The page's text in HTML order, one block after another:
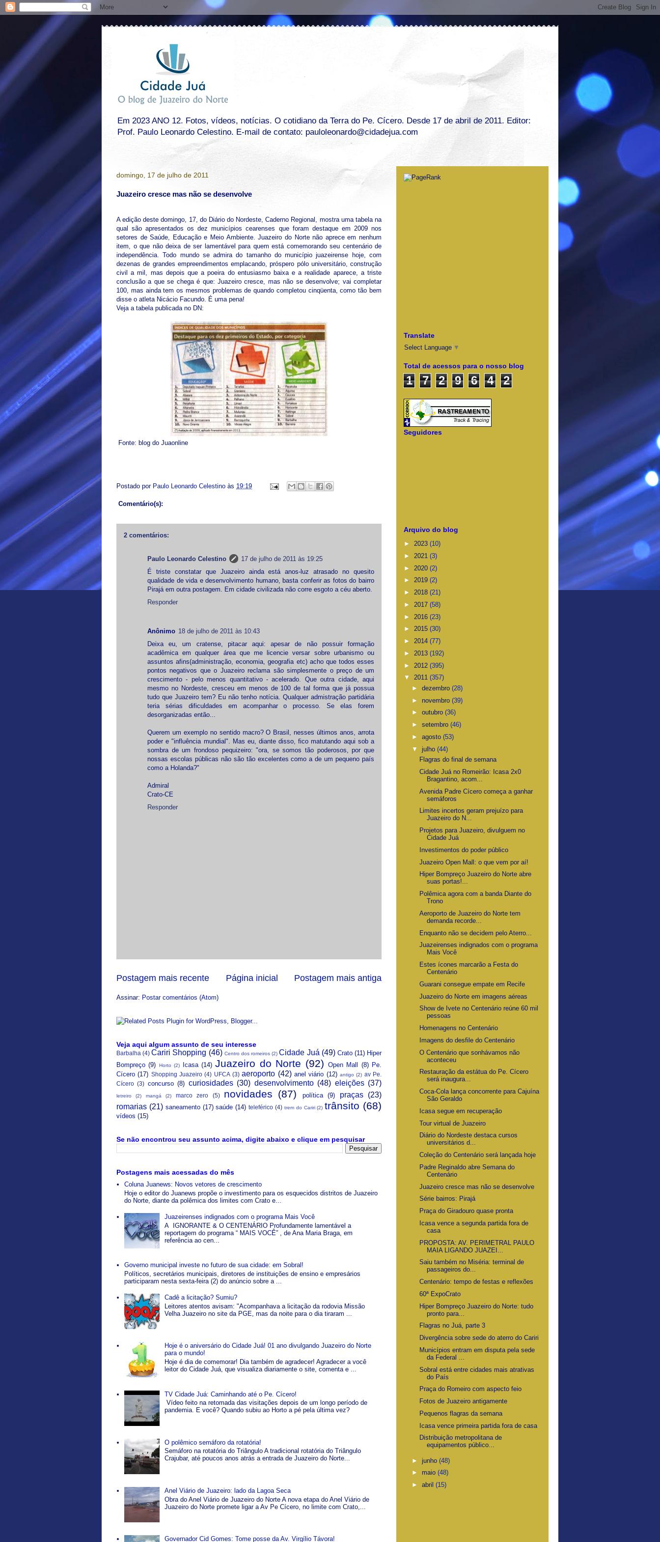
Em 2023 ANO 12. Fotos, vídeos, notícias. O cotidiano da Terra do Pe. Cícero. Desde 17 de abril de 2011. Editor:
Prof. Paulo Leonardo Celestino. E-mail de contato: pauloleonardo@cidadejua.com
domingo, 17 de julho de 2011
Juazeiro cresce mas não se desenvolve
A edição deste domingo, 17, do Diário do Nordeste, Caderno Regional, mostra uma tabela na
qual são apresentados os dez municípios cearenses que foram destaque em 2009 nos
setores de Saúde, Educação e Meio Ambiente. Juazeiro do Norte não aprece em nenhum
item, o que não deixa de ser lamentável para quem está comemorando seu centenário de
independência. Todo mundo se admira do tamanho do município juazeirense hoje, com
dezenas de grandes empreendimentos emplacando, próspero pólo universitário, construção
civil a mil, mas depois que a poeira do entusiasmo baixa e a realidade aparece, a triste
conclusão a que se chega é que: Juazeiro cresce, mas não se desenvolve; vai completar
100, mas ainda tem os mesmos problemas de quando completou cinqüenta, como tão bem
disse o atleta Nicácio Facundo. É uma pena!
Veja a tabela publicada no DN:
Fonte: blog do Juaonline
Postado por Paulo Leonardo Celestino às 19:19
Comentário(s):
2 comentários:
Paulo Leonardo Celestino
17 de julho de 2011 às 19:25
É triste constatar que Juazeiro ainda está anos-luz atrasado no quesito
qualidade de vida e desenvolvimento humano, basta conferir as fotos do bairro
Pirajá em outra postagem. Em cidade civilizada não corre esgoto a céu aberto.
Responder
Anônimo 18 de julho de 2011 às 10:43
Deixa eu, um cratense, pitacar aqui: apesar de não possuir formação
acadêmica em qualquer área que me licencie versar sobre urbanismo ou
assuntos afins(administração, economia, geografia etc) acho que todos esses
pontos negativos que o Juazeiro reclama são simplesmente o preço de um
crescimento - pelo menos quantitativo - acelerado. Que outra cidade, aqui
mesmo no Nordeste, cresceu em menos de 100 de tal forma que já possua
tudo que Juazeiro tem? Eu não tenho notícia. Qualquer admistração partidária
teria sérias dificuldades em acompanhar o processo. Se elas forem
desorganizadas então...
Querem um exemplo no sentido macro? O Brasil, nesses últimos anos, arrota
poder e "influência mundial". Mas eu, diante disso, fico matutando aqui sob a
sombra de um frondoso pequizeiro: "ora, se somos tão poderosos, por que
nossas escolas públicas não são tão excelentes como a de um pequeno país
como a Holanda?"
Admiral
Crato-CE
Responder
Postagem mais recente Postagem mais antiga
Página inicial
Assinar: Postar comentários (Atom)
Veja aqui algum assunto de seu interesse
Barbalha (4) Cariri Shopping (46) Centro dos romeiros (2) Cidade Juá (49) Crato (11) Hiper
Bompreço (9) Horto (2) Icasa (14) Juazeiro do Norte (92) Open Mall (8) Pe.
Cícero (17) Shopping Juazeiro (4) UFCA (3) aeroporto (42) anel viário (12) antigo (2) av Pe.
Cícero (3) concurso (8) curiosidades (30) desenvolvimento (48) eleições (37)
letreiro (2) mangá (2) marco zero (5) novidades (87) política (9) praças
(23)
romarias (21) saneamento (17) saúde (14) teleférico (4) trem do Cariri (2) trânsito (68)
vídeos (15)
Se não encontrou seu assunto acima, digite abaixo e clique em pesquisar
Postagens mais acessadas do mês
Coluna Juanews: Novos vetores de crescimento
Hoje o editor do Juanews propõe o investimento para os esquecidos distritos de Juazeiro
do Norte, diante da polêmica dos limites com Crato e...
Juazeirenses indignados com o programa Mais Você
A IGNORANTE & O CENTENÁRIO Profundamente lamentável a
reportagem do programa “ MAIS VOCÊ” , de Ana Maria Braga, em
referência ao cen...
Governo municipal investe no futuro de sua cidade: em Sobral!
Políticos, secretários municipais, diretores de instituições de ensino e empresários
participaram nesta sexta-feira (2) do anúncio sobre a ...
Cadê a licitação? Sumiu?
Leitores atentos avisam: "Acompanhava a licitação da rodovia Missão
Velha Juazeiro no site da PGE, mas da noite para o dia tiraram ...
Hoje é o aniversário do Cidade Juá! 01 ano divulgando Juazeiro do Norte
para o mundo!
Hoje é dia de comemorar! Dia também de agradecer! Agradecer a você
leitor do Cidade Juá, que visualiza diariamente o site, comenta e ...
TV Cidade Juá: Caminhando até o Pe. Cícero!
Vídeo feito na retomada das visitações depois de um longo período de
pandemia. E você? Quando subiu ao Horto a pé pela última vez?
O polêmico semáforo da rotatória!
Semáforo na rotatória do Triângulo A tradicional rotatória do Triângulo
Crajubar, até poucos anos atrás a entrada de Juazeiro do Norte...
Anel Viário de Juazeiro: lado da Lagoa Seca
Obra do Anel Viário de Juazeiro do Norte A nova etapa do Anel Viário de
Juazeiro do Norte promete ligar a Av Pe Cícero, no limite com Crato,...
Governador Cid Gomes: Tome posse da Av. Virgílio Távora!
Translate
Select Language ▼
Total de acessos para o nosso blog
1 7 2 9 6 4 2
Seguidores
Arquivo do blog
► 2023 (10)
► 2021 (3)
► 2020 (2)
► 2019 (2)
► 2018 (21)
► 2017 (58)
► 2016 (23)
► 2015 (30)
► 2014 (77)
► 2013 (192)
► 2012 (395)
▼ 2011 (357)
► dezembro (28)
► novembro (39)
► outubro (36)
► setembro (46)
► agosto (53)
▼ julho (44)
Flagras do final de semana
Cidade Juá no Romeirão: Icasa 2x0
Bragantino, acom...
Avenida Padre Cícero começa a ganhar
semáforos
Limites incertos geram prejuízo para
Juazeiro do N...
Projetos para Juazeiro, divulguem no
Cidade Juá
Investimentos do poder público
Juazeiro Open Mall: o que vem por aí!
Hiper Bompreço Juazeiro do Norte abre
suas portas!...
Polêmica agora com a banda Diante do
Trono
Aeroporto de Juazeiro do Norte tem
demanda recorde...
Enquanto não se decidem pelo Aterro...
Juazeirenses indignados com o programa
Mais Você
Estes ícones marcarão a Festa do
Centenário
Guarani consegue empate em Recife
Juazeiro do Norte em imagens aéreas
Show de Ivete no Centenário reúne 60 mil
pessoas
Homenagens no Centenário
Imagens do desfile do Centenário
O Centenário que sonhávamos não
aconteceu
Restauração da estátua do Pe. Cícero
será inaugura...
Coca-Cola lança concorrente para Cajuína
São Geraldo
Icasa segue em recuperação
Tour virtual de Juazeiro
Diário do Nordeste destaca cursos
universitários d...
Coleção do Centenário será lançada hoje
Padre Reginaldo abre Semana do
Centenário
Juazeiro cresce mas não se desenvolve
Série bairros: Pirajá
Praça do Giradouro quase pronta
Icasa vence a segunda partida fora de
casa
PROPOSTA: AV. PERIMETRAL PAULO
MAIA LIGANDO JUAZEI...
Saiu também no Miséria: terminal de
passageiros do...
Centenário: tempo de festas e reflexões
60ª ExpoCrato
Hiper Bompreço Juazeiro do Norte: tudo
pronto para...
Flagras no Juá, parte 3
Divergência sobre sede do aterro do Cariri
Municípios entram em disputa pela sede
da Federal ...
Sobral está entre cidades mais atrativas
do País
Praça do Romeiro com aspecto feio
Fotos de Juazeiro antigamente
Pequenos flagras da semana
Icasa vence primeira partida fora de casa
Distribuição metropolitana de
equipamentos público...
► junho (48)
► maio (48)
► abril (15)